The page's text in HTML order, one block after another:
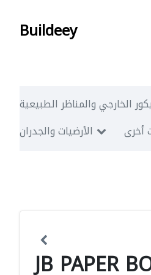
Buildeey
الخارجي والمناظر الطبيعية
الأرضيات والجدران
أخرى
JB PAPER